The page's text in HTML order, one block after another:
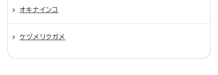
オキナインコ
ケヅメリクガメ